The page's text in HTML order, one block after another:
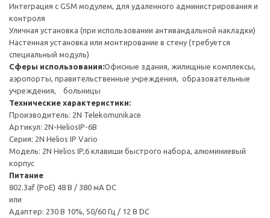
Интеграция с GSM модулем, для удаленного администрирования и
контроля
Уличная установка (при использовании антивандальной накладки)
Настенная установка или монтирование в стену (требуется
специальный модуль)
Сферы использования:Офисные здания, жилищные комплексы,
аэропорты, правительственные учреждения, образовательные
учреждения, больницы
Технические характеристики:
Производитель: 2N Telekomunikace
Артикул: 2N-HeliosIP-6B
Серия: 2N Helios IP Vario
Модель: 2N Helios IP,6 клавиши быстрого набора, алюминиевый
корпус
Питание
802.3af (PoE) 48 В / 380 мA DC
или
Адаптер: 230 В 10%, 50/60 Гц / 12 В DC